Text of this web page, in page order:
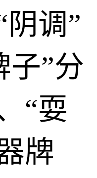
阴调”
子”分
“耍
牌